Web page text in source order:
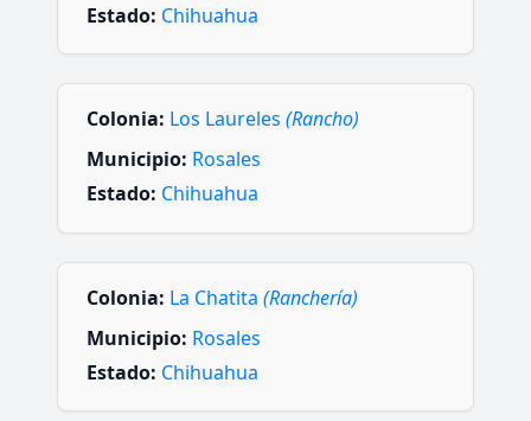
Estado: Chihuahua
Colonia: Los Laureles (Rancho)
Municipio: Rosales
Estado: Chihuahua
Colonia: La Chatita (Ranchería)
Municipio: Rosales
Estado: Chihuahua